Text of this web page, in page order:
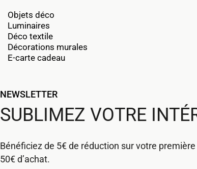
Objets déco
Luminaires
Déco textile
Décorations murales
E-carte cadeau
NEWSLETTER
SUBLIMEZ VOTRE
Bénéficiez de 5€ de réduction sur votre
50€ d’achat.